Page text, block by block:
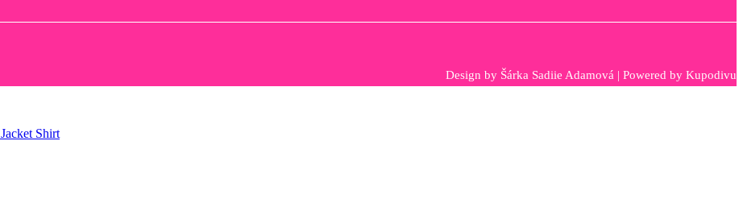
Design by Šárka Sadiie Adamová | Powered by Kupodivu
Jacket Shirt